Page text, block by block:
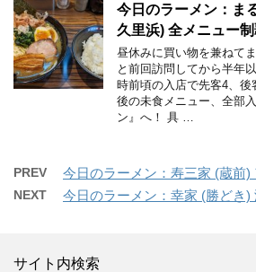
今日のラーメン：ま
久里浜) 全メニュー制
昼休みに買い物を兼ねて
と前回訪問してから半年
時前頃の入店で先客4、
後の未食メニュー、全部
ン』へ！ 具 …
PREV 今日のラーメン：寿三家 (蔵前)
NEXT 今日のラーメン：幸家 (勝どき)
サイト内検索